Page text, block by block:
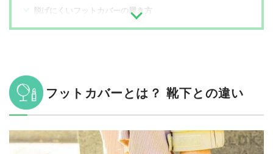
脱げにくいフットカバーの履き方
レディース用フットカバーのおすすめ まとめ
フットカバーとは？ 靴下との違い